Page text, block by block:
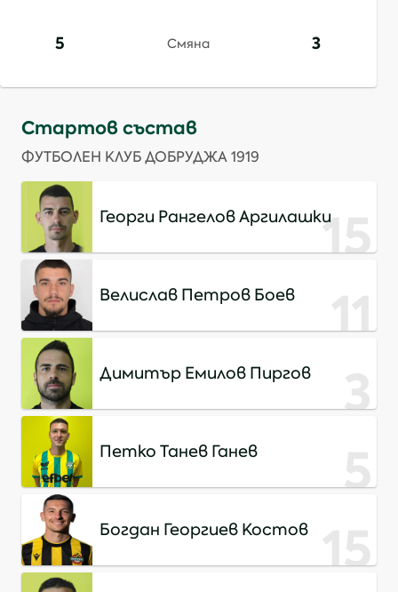
Стартов състав
ФУТБОЛЕН КЛУБ ДОБРУДЖА 1919
Георги Рангелов Аргилашки15
Велислав Петров Боев 11
Димитър Емилов Пиргов 3
Петко Танев Ганев 5
Богдан Георгиев Костов 15
5 Смяна 3